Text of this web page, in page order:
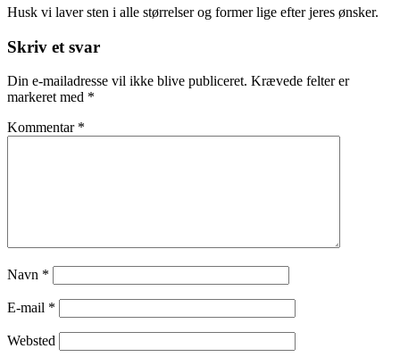
Husk vi laver sten i alle størrelser og former lige efter jeres ønsker.
Skip
back
to
main
navigation
Skriv et svar
Din e-mailadresse vil ikke blive publiceret. Krævede felter er
markeret med *
Kommentar *
Navn *
E-mail *
Websted